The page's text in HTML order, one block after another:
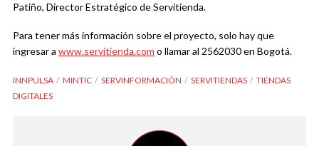
Patiño, Director Estratégico de Servitienda.
Para tener más información sobre el proyecto, solo hay que
ingresar a www.servitienda.com o llamar al 2562030 en Bogotá.
INNPULSA MINTIC SERVINFORMACIÓN SERVITIENDAS
TIENDAS
DIGITALES